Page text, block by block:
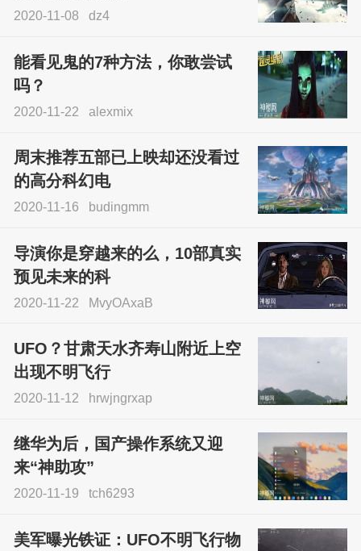
2020-11-08 dz4
能看见鬼的7种方法，你敢尝试
吗？
2020-11-22 alexmix
周末推荐五部已上映却还没看过
的高分科幻电
2020-11-16 budingmm
导演你是穿越来的么，10部真实
预见未来的科
2020-11-22 MvyOAxaB
UFO？甘肃天水齐寿山附近上空
出现不明飞行
2020-11-12 hrwjngrxap
继华为后，国产操作系统又迎
来“神助攻”
2020-11-19 tch6293
美军曝光铁证：UFO不明飞行物